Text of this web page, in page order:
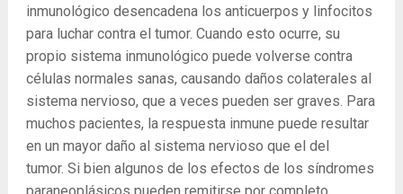
inmunológico desencadena los anticuerpos y linfocitos
para luchar contra el tumor. Cuando esto ocurre, su
propio sistema inmunológico puede volverse contra
células normales sanas, causando daños colaterales al
sistema nervioso, que a veces pueden ser graves. Para
muchos pacientes, la respuesta inmune puede resultar
en un mayor daño al sistema nervioso que el del
tumor. Si bien algunos de los efectos de los síndromes